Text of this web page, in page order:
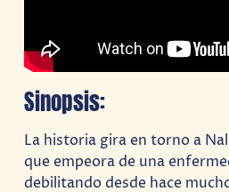
Sinopsis:
La historia gira en torno a
que empeora de una
debilitando desde hace